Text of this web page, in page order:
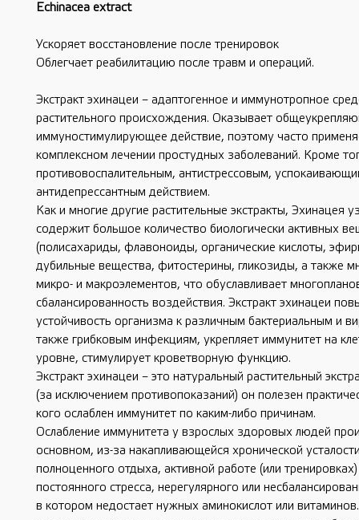
Echinacea extract
Ускоряет восстановление после тренировок
Облегчает реабилитацию после травм и операций.
Экстракт эхинацеи – адаптогенное и иммунотропное
растительного происхождения. Оказывает
иммуностимулирующее действие, поэтому часто
комплексном лечении простудных заболеваний. Кроме
противовоспалительным, антистрессовым,
антидепрессантным действием.
Как и многие другие растительные экстракты, Эхинацея
содержит большое количество биологически активных
(полисахариды, флавоноиды, органические кислоты,
дубильные вещества, фитостерины, гликозиды, а также
микро- и макроэлементов, что обуславливает
сбалансированность воздействия. Экстракт эхинацеи
устойчивость организма к различным бактериальным и
также грибковым инфекциям, укрепляет иммунитет на
уровне, стимулирует кроветворную функцию.
Экстракт эхинацеи – это натуральный растительный
(за исключением противопоказаний) он полезен
кого ослаблен иммунитет по каким-либо причинам.
Ослабление иммунитета у взрослых здоровых людей
основном, из-за накапливающейся хронической
полноценного отдыха, активной работе (или
постоянного стресса, нерегулярного или
в котором недостает нужных аминокислот или